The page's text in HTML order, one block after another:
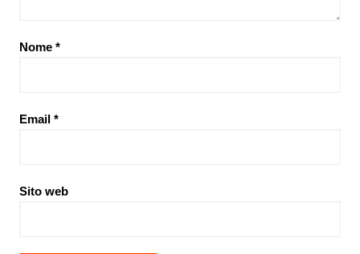
Nome *
Email *
Sito web